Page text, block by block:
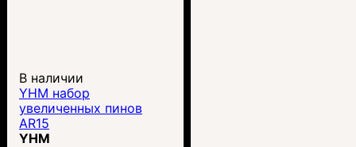
В наличии
YHM набор
увеличенных пинов
AR15
YHM